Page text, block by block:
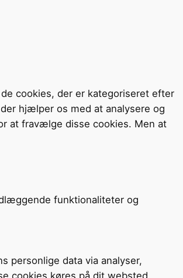
cookies, der er kategoriseret efter
hjælper os med at analysere og
at fravælge disse cookies. Men at
funktionaliteter og
personlige data via analyser,